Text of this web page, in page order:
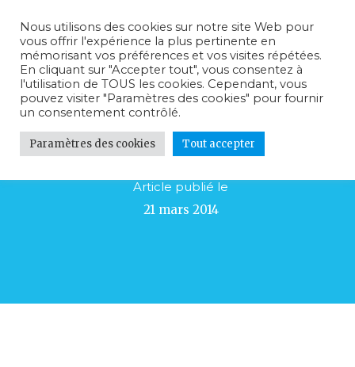
Sem Porta Mollis Parturient
Article publié le
21 mars 2014
Nous utilisons des cookies sur notre site Web pour
vous offrir l'expérience la plus pertinente en
mémorisant vos préférences et vos visites répétées.
En cliquant sur "Accepter tout", vous consentez à
l'utilisation de TOUS les cookies. Cependant, vous
pouvez visiter "Paramètres des cookies" pour fournir
un consentement contrôlé.
Paramètres des cookies Tout accepter